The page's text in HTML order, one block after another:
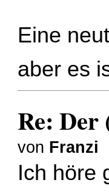
Eine
aber es
Re: Der
von Franzi
Ich höre